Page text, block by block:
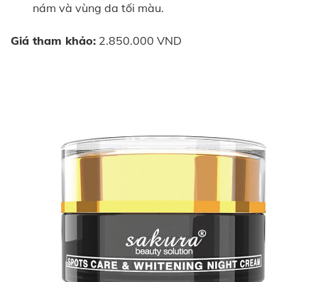
nám và vùng da tối màu.
Giá tham khảo: 2.850.000 VND